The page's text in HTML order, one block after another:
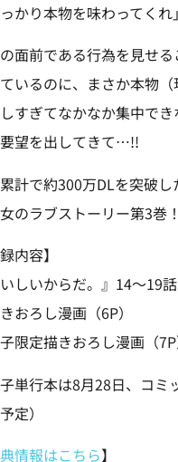
っかり本物を味わってくれ」
面前である行為を見せ
いるのに、まさか本物
すぎてなかなか集中で
望を出してきて…!!
計で約300万DLを突破
のラブストーリー第3巻！
内容】
いしいからだ。』14～19話
おろし漫画（6P）
子限定描きおろし漫画（
単行本は8月28日、コミ
定）
情報はこちら】